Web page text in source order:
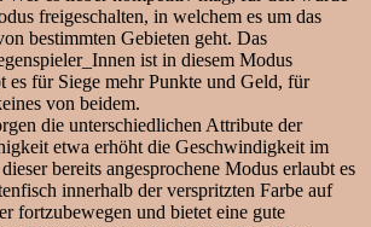
freigeschalten, in welchem es um das
bestimmten Gebieten geht. Das
ist in diesem Modus
es für Siege mehr Punkte und Geld, für
von beidem.
die unterschiedlichen Attribute der
etwa erhöht die Geschwindigkeit im
bereits angesprochene Modus erlaubt es
innerhalb der verspritzten Farbe auf
fortzubewegen und bietet eine gute